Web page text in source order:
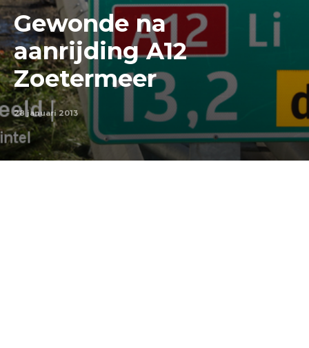
Gewonde na
aanrijding A12
Zoetermeer
28 januari 2013